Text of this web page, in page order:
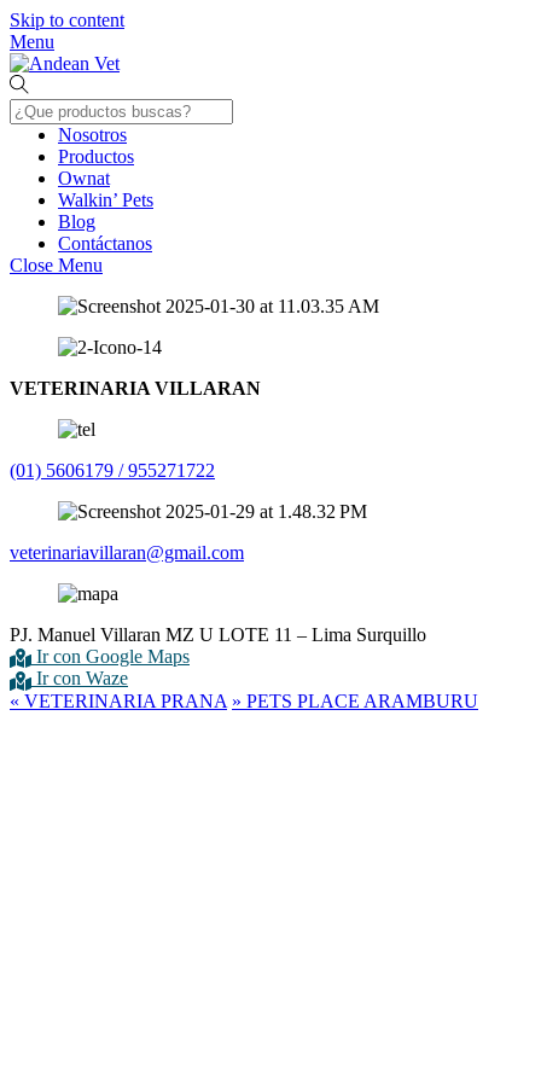
Skip to content
Menu
Nosotros
Productos
Ownat
Walkin’ Pets
Blog
Contáctanos
Close Menu
VETERINARIA VILLARAN
(01) 5606179 / 955271722
veterinariavillaran@gmail.com
PJ. Manuel Villaran MZ U LOTE 11 – Lima Surquillo
Ir con Google Maps
Ir con Waze
« VETERINARIA PRANA » PETS PLACE ARAMBURU